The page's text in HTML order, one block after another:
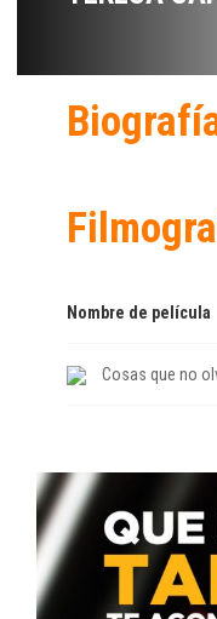
Nombre de película
Cosas que no